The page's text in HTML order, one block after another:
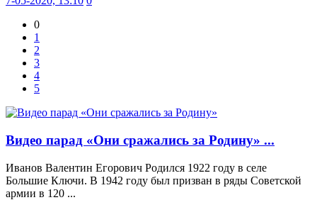
0
1
2
3
4
5
Видео парад «Они сражались за Родину» ...
Иванов Валентин Егорович Родился 1922 году в селе
Большие Ключи. В 1942 году был призван в ряды Советской
армии в 120 ...